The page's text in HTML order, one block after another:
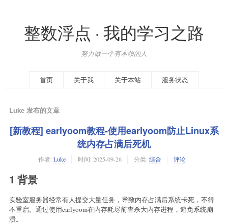
整数浮点 · 我的学习之路
努力做一个有本领的人
首页 关于我 关于本站 服务状态
Luke 发布的文章
[新教程] earlyoom教程-使用earlyoom防止Linux系
统内存占满后死机
作者: Luke 时间: 2025-09-26 分类: 综合 评论
1 背景
实验室服务器经常有人提交大量任务，导致内存占满后系统卡死，不得
不重启。通过使用earlyoom在内存耗尽前查杀大内存进程，避免系统崩
溃。